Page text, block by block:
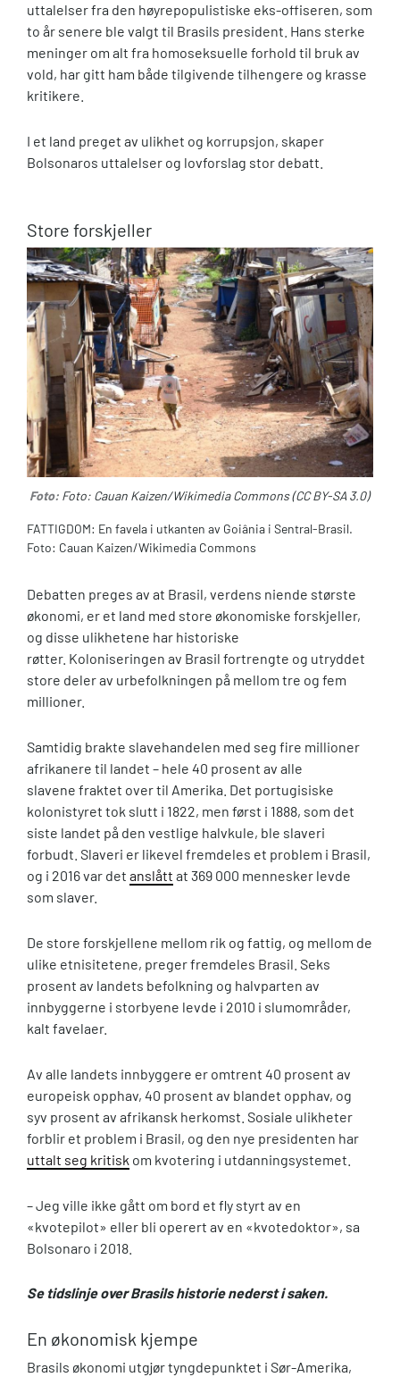
uttalelser fra den høyrepopulistiske eks-offiseren, som
to år senere ble valgt til Brasils president. Hans sterke
meninger om alt fra homoseksuelle forhold til bruk av
vold, har gitt ham både tilgivende tilhengere og krasse
kritikere.
I et land preget av ulikhet og korrupsjon, skaper
Bolsonaros uttalelser og lovforslag stor debatt.
Store forskjeller
Foto: Foto: Cauan Kaizen/Wikimedia Commons (CC BY-SA 3.0)
FATTIGDOM: En favela i utkanten av Goiânia i Sentral-Brasil.
Foto: Cauan Kaizen/Wikimedia Commons
Debatten preges av at Brasil, verdens niende største
økonomi, er et land med store økonomiske forskjeller,
og disse ulikhetene har historiske
røtter. Koloniseringen av Brasil fortrengte og utryddet
store deler av urbefolkningen på mellom tre og fem
millioner.
Samtidig brakte slavehandelen med seg fire millioner
afrikanere til landet – hele 40 prosent av alle
slavene fraktet over til Amerika. Det portugisiske
kolonistyret tok slutt i 1822, men først i 1888, som det
siste landet på den vestlige halvkule, ble slaveri
forbudt. Slaveri er likevel fremdeles et problem i Brasil,
og i 2016 var det anslått at 369 000 mennesker levde
som slaver.
De store forskjellene mellom rik og fattig, og mellom de
ulike etnisitetene, preger fremdeles Brasil. Seks
prosent av landets befolkning og halvparten av
innbyggerne i storbyene levde i 2010 i slumområder,
kalt favelaer.
Av alle landets innbyggere er omtrent 40 prosent av
europeisk opphav, 40 prosent av blandet opphav, og
syv prosent av afrikansk herkomst. Sosiale ulikheter
forblir et problem i Brasil, og den nye presidenten har
uttalt seg kritisk om kvotering i utdanningsystemet.
– Jeg ville ikke gått om bord et fly styrt av en
«kvotepilot» eller bli operert av en «kvotedoktor», sa
Bolsonaro i 2018.
Se tidslinje over Brasils historie nederst i saken.
En økonomisk kjempe
Brasils økonomi utgjør tyngdepunktet i Sør-Amerika,